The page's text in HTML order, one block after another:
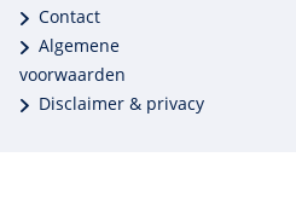
Contact
Algemene
voorwaarden
Disclaimer & privacy